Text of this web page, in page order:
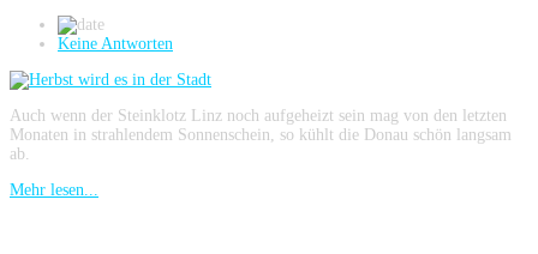
Keine Antworten
Auch wenn der Steinklotz Linz noch aufgeheizt sein mag von den letzten
Monaten in strahlendem Sonnenschein, so kühlt die Donau schön langsam
ab.
Mehr lesen...